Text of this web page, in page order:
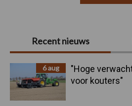
Primaire
Sidebar
Recent nieuws
6 aug
"Hoge
voor kouters"